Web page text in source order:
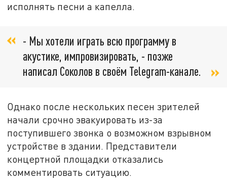
исполнять песни а капелла.
- Мы хотели играть всю программу в
акустике, импровизировать, - позже
написал Соколов в своём Telegram-канале.
Однако после нескольких песен зрителей
начали срочно эвакуировать из-за
поступившего звонка о возможном взрывном
устройстве в здании. Представители
концертной площадки отказались
комментировать ситуацию.